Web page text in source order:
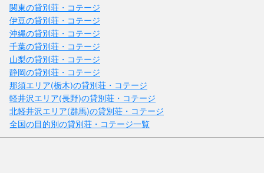
関東の貸別荘・コテージ
伊豆の貸別荘・コテージ
沖縄の貸別荘・コテージ
千葉の貸別荘・コテージ
山梨の貸別荘・コテージ
静岡の貸別荘・コテージ
那須エリア(栃木)の貸別荘・コテージ
軽井沢エリア(長野)の貸別荘・コテージ
北軽井沢エリア(群馬)の貸別荘・コテージ
全国の目的別の貸別荘・コテージ一覧